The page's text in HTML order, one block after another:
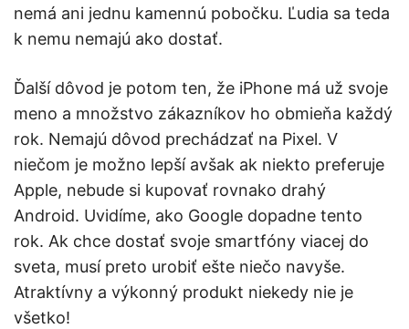
nemá ani jednu kamennú pobočku. Ľudia sa teda
k nemu nemajú ako dostať.
Ďalší dôvod je potom ten, že iPhone má už svoje
meno a množstvo zákazníkov ho obmieňa každý
rok. Nemajú dôvod prechádzať na Pixel. V
niečom je možno lepší avšak ak niekto preferuje
Apple, nebude si kupovať rovnako drahý
Android. Uvidíme, ako Google dopadne tento
rok. Ak chce dostať svoje smartfóny viacej do
sveta, musí preto urobiť ešte niečo navyše.
Atraktívny a výkonný produkt niekedy nie je
všetko!